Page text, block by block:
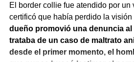
También se efectuaron trabajos en
Avenida Viterbori y Lago Mascardi;
Gadano; y Gadano al 846, donde
dañada y se colocó una valla
accidentes.
El border collie fue atendido por un
certificó que había perdido la visión
dueño promovió una denuncia
trataba de un caso de maltrato
desde el primer momento, el